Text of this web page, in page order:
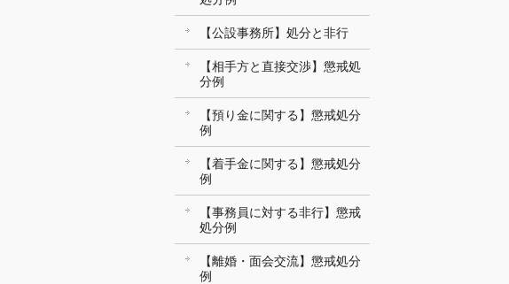
【公設事務所】処分と非行
【相手方と直接交渉】懲戒処
分例
【預り金に関する】懲戒処分
例
【着手金に関する】懲戒処分
例
【事務員に対する非行】懲戒
処分例
【離婚・面会交流】懲戒処分
例